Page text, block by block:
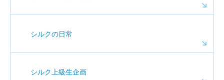
シルクの日常
シルク上級生企画